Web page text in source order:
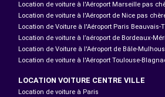
Location de voiture à l'Aéroport Marseille pas
Location de voiture à l'Aéroport de Nice pas
Location de Voiture à l'Aéroport Paris Beauvais-
Location de voiture à l’aéroport de Bordeaux-
Location de Voiture à l'Aéroport de Bâle-
Location de voiture à l'Aéroport Toulouse-
LOCATION VOITURE CENTRE VILLE
Location de voiture à Paris